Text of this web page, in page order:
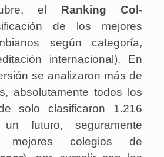
el Ranking Col-
de los mejores
según categoría,
internacional). En
se analizaron más de
absolutamente todos los
solo clasificaron 1.216
futuro, seguramente
mejores colegios de